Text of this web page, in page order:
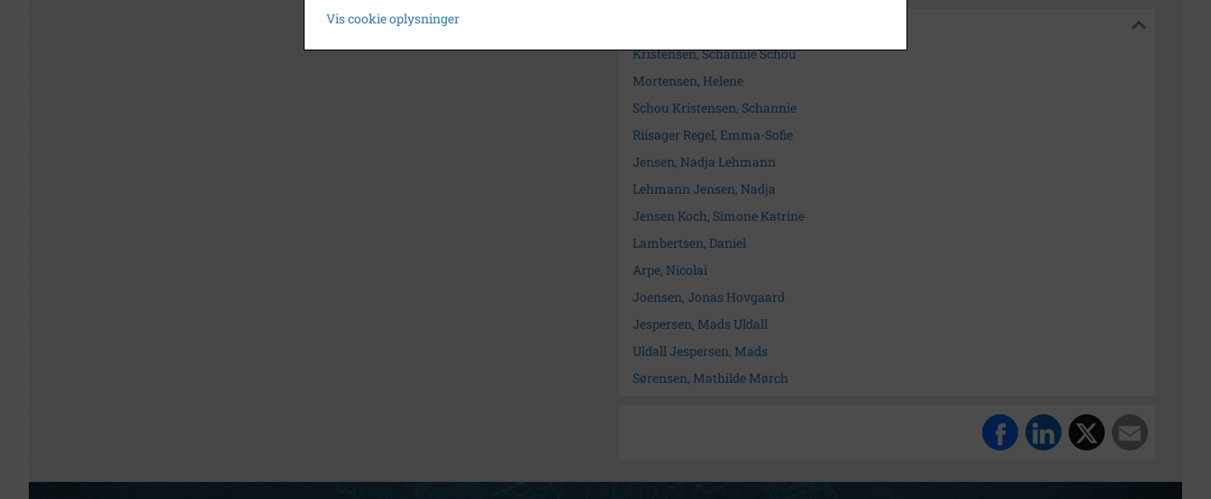
Kristensen, Schannie Schou
Mortensen, Helene
Schou Kristensen, Schannie
Riisager Regel, Emma-Sofie
Jensen, Nadja Lehmann
Lehmann Jensen, Nadja
Jensen Koch, Simone Katrine
Lambertsen, Daniel
Arpe, Nicolai
Joensen, Jonas Hovgaard
Jespersen, Mads Uldall
Uldall Jespersen, Mads
Sørensen, Mathilde Mørch
Vis cookie oplysninger